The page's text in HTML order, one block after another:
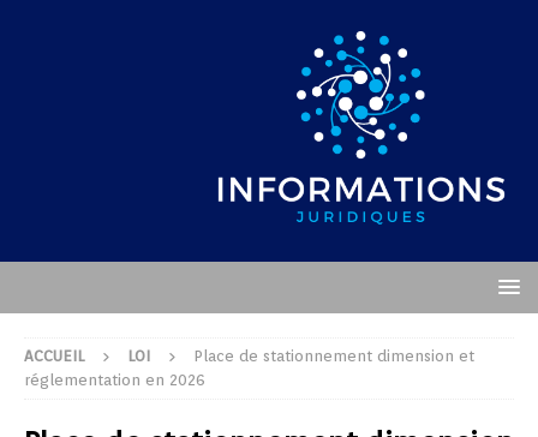
ACCUEIL LOI
Place de stationnement dimension et
réglementation en 2026